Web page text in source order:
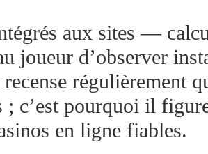
aux sites —
joueur d’observer
régulièrement
; c’est pourquoi il
en ligne fiables.